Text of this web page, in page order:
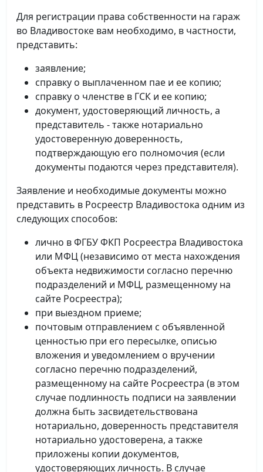
Для регистрации права собственности на гараж
во Владивостоке вам необходимо, в частности,
представить:
заявление;
справку о выплаченном пае и ее копию;
справку о членстве в ГСК и ее копию;
документ, удостоверяющий личность, а
представитель - также нотариально
удостоверенную доверенность,
подтверждающую его полномочия (если
документы подаются через представителя).
Заявление и необходимые документы можно
представить в Росреестр Владивостока одним из
следующих способов:
лично в ФГБУ ФКП Росреестра Владивостока
или МФЦ (независимо от места нахождения
объекта недвижимости согласно перечню
подразделений и МФЦ, размещенному на
сайте Росреестра);
при выездном приеме;
почтовым отправлением с объявленной
ценностью при его пересылке, описью
вложения и уведомлением о вручении
согласно перечню подразделений,
размещенному на сайте Росреестра (в этом
случае подлинность подписи на заявлении
должна быть засвидетельствована
нотариально, доверенность представителя
нотариально удостоверена, а также
приложены копии документов,
удостоверяющих личность. В случае